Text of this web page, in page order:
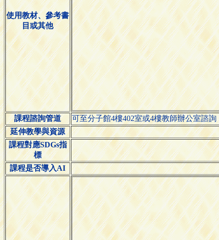
使用教材、參考書
目或其他
課程諮詢管道
可至分子館4樓402室或4樓教師辦公室諮詢
延伸教學與資源
課程對應SDGs指
標
課程是否導入AI